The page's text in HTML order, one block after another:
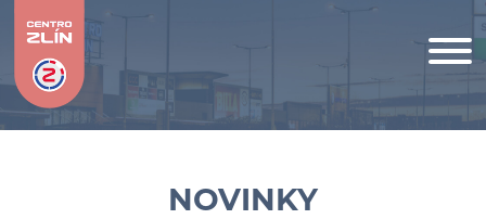
NOVINKY